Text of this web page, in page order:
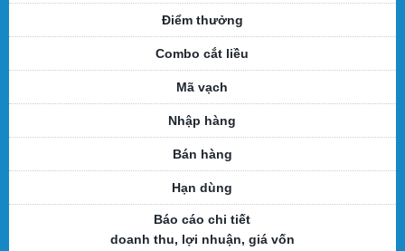
Điểm thưởng
Combo cắt liều
Mã vạch
Nhập hàng
Bán hàng
Hạn dùng
Báo cáo chi tiết
doanh thu, lợi nhuận, giá vốn